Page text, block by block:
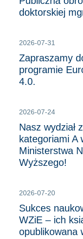
doktorskiej
2026-07-31
Zapraszamy
programie
4.0.
2026-07-24
Nasz wydział
kategoriami A
Ministerstwa
Wyższego!
2026-07-20
Sukces
WZiE – ich
opublikowana